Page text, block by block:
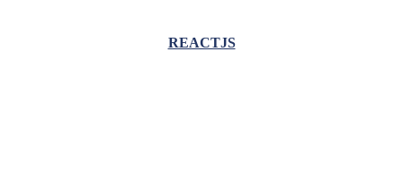
REACTJS